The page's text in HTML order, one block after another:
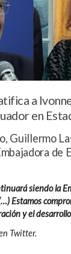
a
en
Guillermo
de
siendo la
Estamos
y el
Twitter.